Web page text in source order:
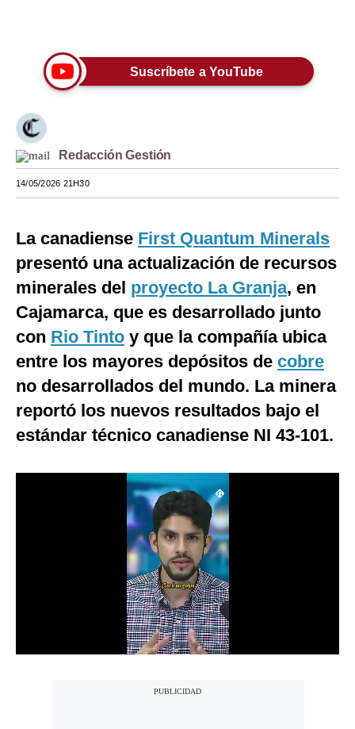
Estilos
EEUU
México
España
Internacional
Tecnología
Club del Suscriptor
G de Gestión
Notas Contratadas
Podcast
Términos
Suscríbete a YouTube
Redacción Gestión
14/05/2026 21H30
La canadiense First Quantum Minerals
presentó una actualización de recursos
minerales del proyecto La Granja, en
Cajamarca, que es desarrollado junto
con Rio Tinto y que la compañía ubica
entre los mayores depósitos de cobre
no desarrollados del mundo. La minera
reportó los nuevos resultados bajo el
estándar técnico canadiense NI 43-101.